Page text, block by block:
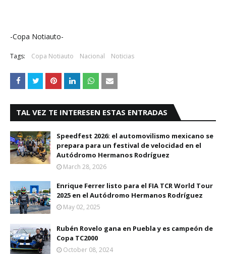
-Copa Notiauto-
Tags: Copa Notiauto Nacional Noticias
TAL VEZ TE INTERESEN ESTAS ENTRADAS
Speedfest 2026: el automovilismo mexicano se
prepara para un festival de velocidad en el
Autódromo Hermanos Rodríguez
March 28, 2026
Enrique Ferrer listo para el FIA TCR World Tour
2025 en el Autódromo Hermanos Rodríguez
May 02, 2025
Rubén Rovelo gana en Puebla y es campeón de
Copa TC2000
October 08, 2024